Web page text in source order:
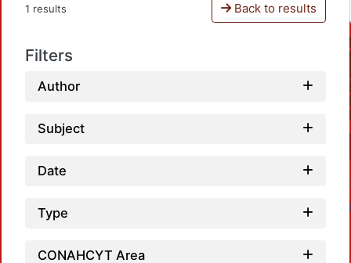
1 results Back to results
Filters
Author
Subject
Date
Type
CONAHCYT Area